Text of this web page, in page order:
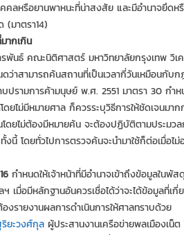
คลหรือยานพาหนะที่น่าสงสัย และมีอำนาจยึด
(มาตรา14)
ากเกิน
พันธ์ คณะนิติศาสตร์ มหาวิทยาลัยกรุงเทพ วิเ
ว่าสามารถค้นสถานที่เป็นเวลากี่วันเหมือนกับ
ปรามการค้ามนุษย์ พ.ศ. 2551 มาตรา 30 กำ
ดยไม่มีหมายศาล ก็ควรระบุวิธีการให้ชัดเจนม
โดยไม่ต้องมีหมายค้น จะต้องปฏิบัติตามประม
นี้ โดยทั่วไปการตรวจค้นจะนำมาใช้ก็ต่อเมื่อไ
กำหนดให้เจ้าหน้าที่มีอำนาจเข้าถึงข้อมูลใน
เมื่อมีหลักฐานอันควรเชื่อได้ว่าจะได้ข้อมูลที่เ
รายงานผลการดำเนินการให้ศาลทราบด้วย
ยะวงศ์กุลผู้ประสานงานเครือข่ายพลเมืองเน็